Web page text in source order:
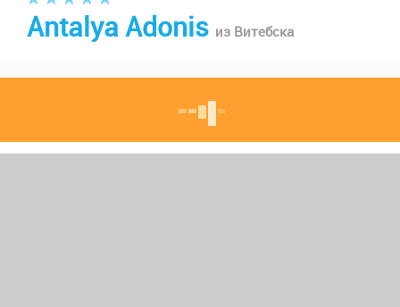
Antalya Adonis из Витебска